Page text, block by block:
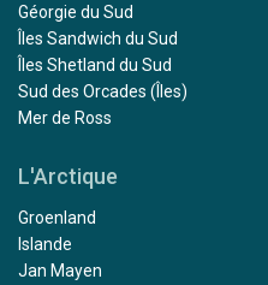
Géorgie du Sud
Îles Sandwich du Sud
Îles Shetland du Sud
Sud des Orcades (Îles)
Mer de Ross
L'Arctique
Groenland
Islande
Jan Mayen